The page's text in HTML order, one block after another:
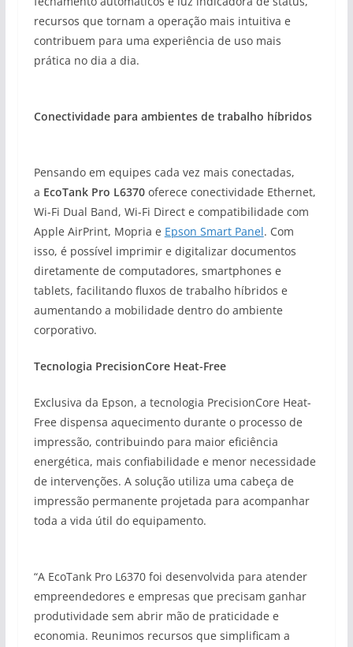
recursos que tornam a operação mais intuitiva e
contribuem para uma experiência de uso mais
prática no dia a dia.
Conectividade para ambientes de trabalho híbridos
Pensando em equipes cada vez mais conectadas,
a EcoTank Pro L6370oferece conectividade Ethernet,
Wi-Fi Dual Band, Wi-Fi Direct e compatibilidade com
Apple AirPrint, Mopria e Epson Smart Panel. Com
isso, é possível imprimir e digitalizar documentos
diretamente de computadores, smartphones e
tablets, facilitando fluxos de trabalho híbridos e
aumentando a mobilidade dentro do ambiente
corporativo.
Tecnologia PrecisionCore Heat-Free
Exclusiva da Epson, a tecnologia PrecisionCore Heat-
Free dispensa aquecimento durante o processo de
impressão, contribuindo para maior eficiência
energética, mais confiabilidade e menor necessidade
de intervenções. A solução utiliza uma cabeça de
impressão permanente projetada para acompanhar
toda a vida útil do equipamento.
“A EcoTank Pro L6370 foi desenvolvida para atender
empreendedores e empresas que precisam ganhar
produtividade sem abrir mão de praticidade e
economia. Reunimos recursos que simplificam a